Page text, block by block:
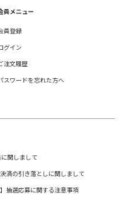
員メニュー
員登録
グイン
注文履歴
スワードを忘れた方へ
関しまして
済の引き落としに関しまして
抽選応募に関する注意事項